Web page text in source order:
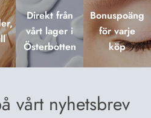
Direkt från
vårt lager i
Österbotten
Bonuspoäng
för varje
köp
vårt nyhetsbrev